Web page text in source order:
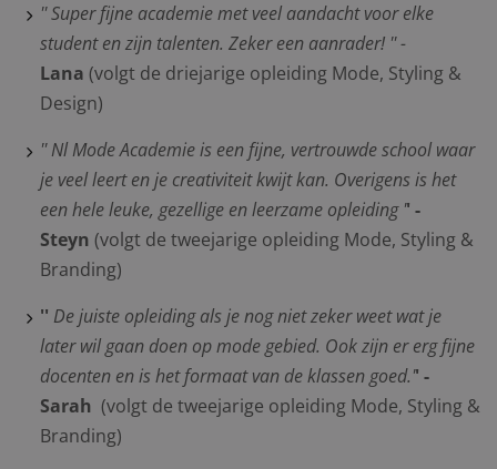
'' Super fijne academie met veel aandacht voor elke
student en zijn talenten. Zeker een aanrader! ''-
Lana (volgt de driejarige opleiding Mode, Styling &
Design)
'' Nl Mode Academie is een fijne, vertrouwde school waar
je veel leert en je creativiteit kwijt kan. Overigens is het
een hele leuke, gezellige en leerzame opleiding '' -
Steyn (volgt de tweejarige opleiding Mode, Styling &
Branding)
'' De juiste opleiding als je nog niet zeker weet wat je
later wil gaan doen op mode gebied. Ook zijn er erg fijne
docenten en is het formaat van de klassen goed.'' -
Sarah (volgt de tweejarige opleiding Mode, Styling &
Branding)